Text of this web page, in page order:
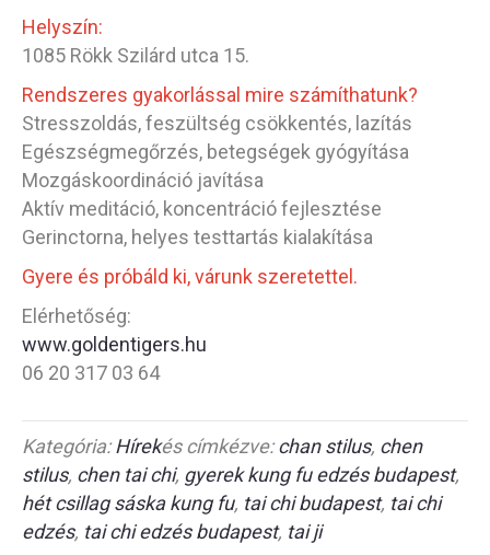
Helyszín:
1085 Rökk Szilárd utca 15.
Rendszeres gyakorlással mire számíthatunk?
Stresszoldás, feszültség csökkentés, lazítás
Egészségmegőrzés, betegségek gyógyítása
Mozgáskoordináció javítása
Aktív meditáció, koncentráció fejlesztése
Gerinctorna, helyes testtartás kialakítása
Gyere és próbáld ki, várunk szeretettel.
Elérhetőség:
www.goldentigers.hu
06 20 317 03 64
Kategória:Hírekés címkézve:chan stilus, chen
stilus, chen tai chi, gyerek kung fu edzés budapest,
hét csillag sáska kung fu, tai chi budapest, tai chi
edzés, tai chi edzés budapest, tai ji